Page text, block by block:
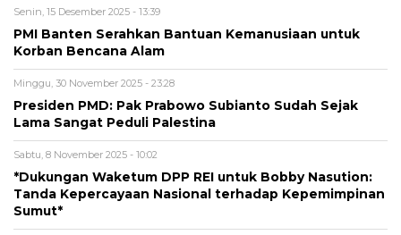
Senin, 15 Desember 2025 - 13:39
PMI Banten Serahkan Bantuan Kemanusiaan untuk
Korban Bencana Alam
Minggu, 30 November 2025 - 23:28
Presiden PMD: Pak Prabowo Subianto Sudah Sejak
Lama Sangat Peduli Palestina
Sabtu, 8 November 2025 - 10:02
*Dukungan Waketum DPP REI untuk Bobby Nasution:
Tanda Kepercayaan Nasional terhadap Kepemimpinan
Sumut*